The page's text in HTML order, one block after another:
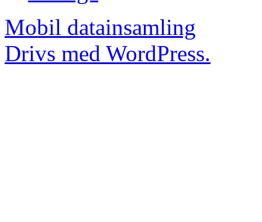
Mobil datainsamling
Drivs med WordPress.